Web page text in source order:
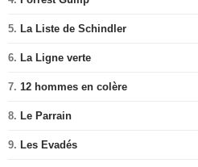
5. La Liste de Schindler
6. La Ligne verte
7. 12 hommes en colère
8. Le Parrain
9. Les Evadés